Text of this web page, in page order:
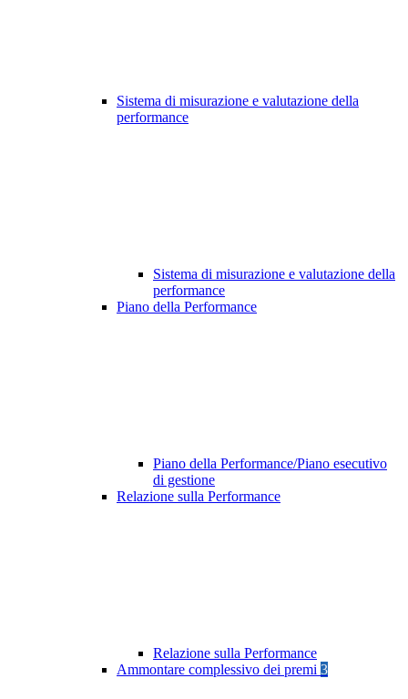
Sistema di misurazione e valutazione della
performance
Sistema di misurazione e valutazione della
performance
Piano della Performance
Piano della Performance/Piano esecutivo
di gestione
Relazione sulla Performance
Relazione sulla Performance
Ammontare complessivo dei premi 3